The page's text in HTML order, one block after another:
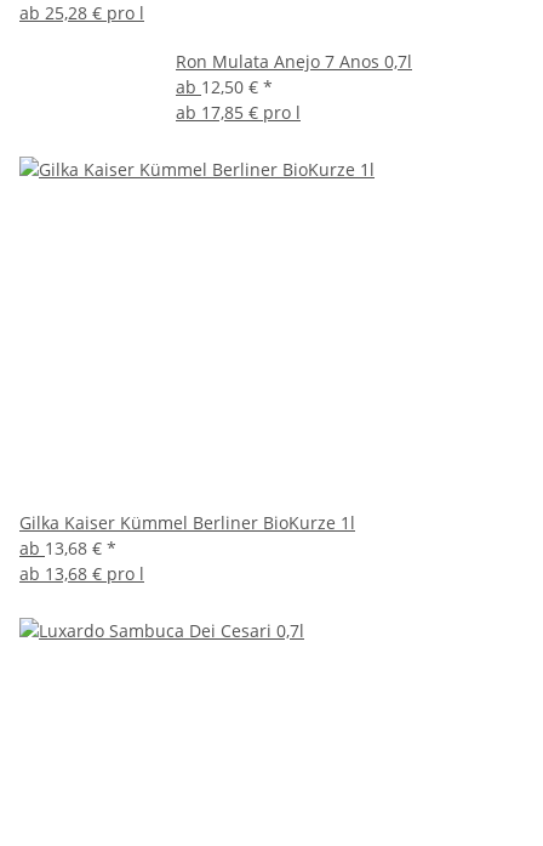
ab 25,28 € pro l
Ron Mulata Anejo 7 Anos 0,7l
ab 12,50 € *
ab 17,85 € pro l
Gilka Kaiser Kümmel Berliner BioKurze 1l
ab 13,68 € *
ab 13,68 € pro l